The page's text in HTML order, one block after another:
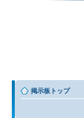
掲示板トップ